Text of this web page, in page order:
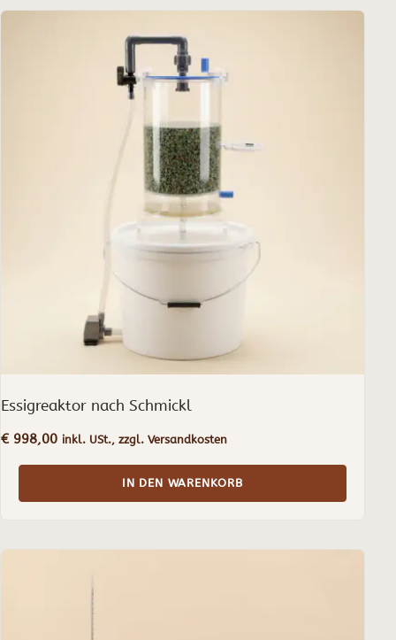
Essigreaktor nach Schmickl
€998,00 inkl. USt., zzgl. Versandkosten
IN DEN WARENKORB